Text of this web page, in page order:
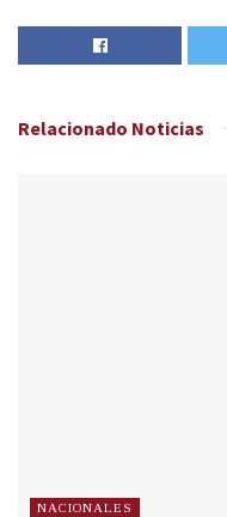
Relacionado Noticias
NACIONALES